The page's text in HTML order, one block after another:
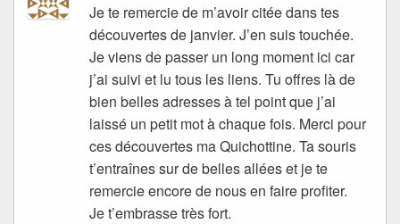
Je te remercie de m’avoir citée dans tes
découvertes de janvier. J’en suis touchée.
Je viens de passer un long moment ici car
j’ai suivi et lu tous les liens. Tu offres là de
bien belles adresses à tel point que j’ai
laissé un petit mot à chaque fois. Merci pour
ces découvertes ma Quichottine. Ta souris
t’entraînes sur de belles allées et je te
remercie encore de nous en faire profiter.
Je t’embrasse très fort.